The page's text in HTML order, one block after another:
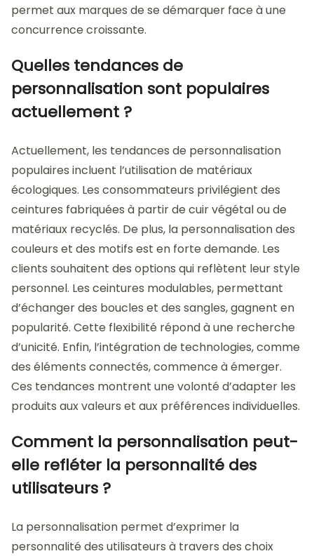
permet aux marques de se démarquer face à une
concurrence croissante.
Quelles tendances de
personnalisation sont populaires
actuellement ?
Actuellement, les tendances de personnalisation
populaires incluent l’utilisation de matériaux
écologiques. Les consommateurs privilégient des
ceintures fabriquées à partir de cuir végétal ou de
matériaux recyclés. De plus, la personnalisation des
couleurs et des motifs est en forte demande. Les
clients souhaitent des options qui reflètent leur style
personnel. Les ceintures modulables, permettant
d’échanger des boucles et des sangles, gagnent en
popularité. Cette flexibilité répond à une recherche
d’unicité. Enfin, l’intégration de technologies, comme
des éléments connectés, commence à émerger.
Ces tendances montrent une volonté d’adapter les
produits aux valeurs et aux préférences individuelles.
Comment la personnalisation peut-
elle refléter la personnalité des
utilisateurs ?
La personnalisation permet d’exprimer la
personnalité des utilisateurs à travers des choix